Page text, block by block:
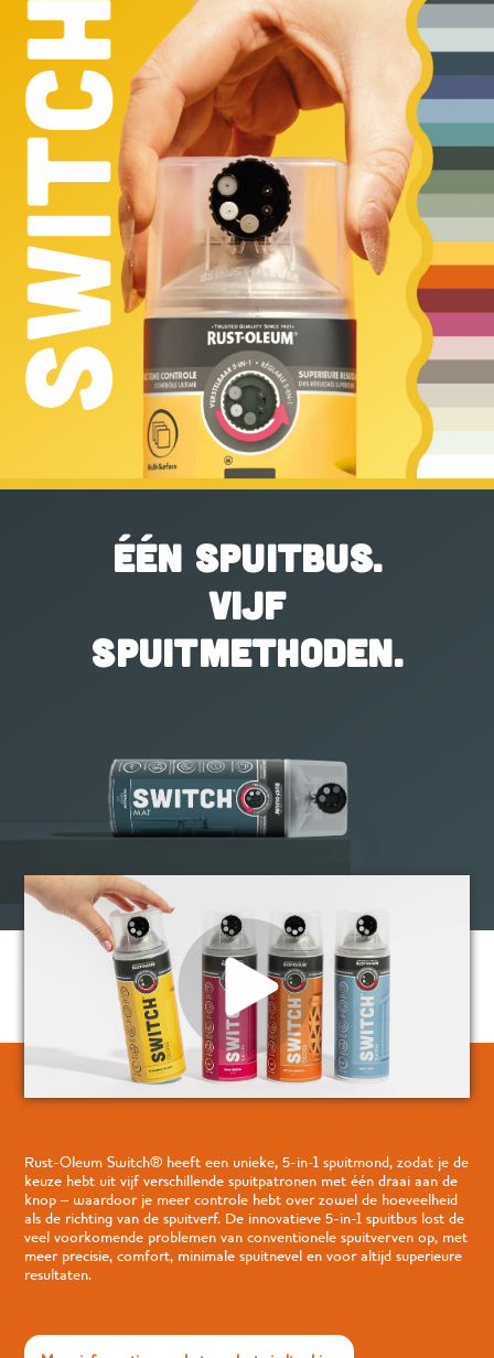
ÉÉN SPUITBUS.
VIJF
SPUITMETHODEN.
Rust-Oleum Switch® heeft een unieke, 5-in-1 spuitmond, zodat je de
keuze hebt uit vijf verschillende spuitpatronen met één draai aan de
knop – waardoor je meer controle hebt over zowel de hoeveelheid
als de richting van de spuitverf. De innovatieve 5-in-1 spuitbus lost de
veel voorkomende problemen van conventionele spuitverven op, met
meer precisie, comfort, minimale spuitnevel en voor altijd superieure
resultaten.